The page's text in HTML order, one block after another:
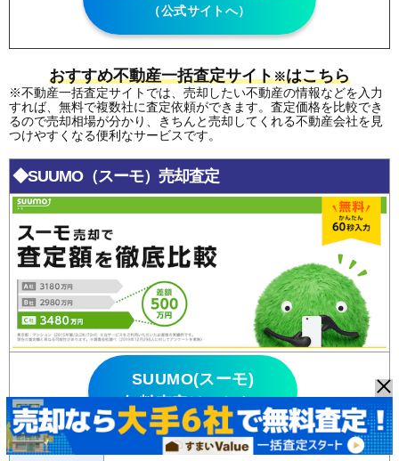
（公式サイトへ）
おすすめ不動産一括査定サイト※はこちら
※不動産一括査定サイトでは、売却したい不動産の情報などを入力
すれば、無料で複数社に査定依頼ができます。査定価格を比較でき
るので売却相場が分かり、きちんと売却してくれる不動産会社を見
つけやすくなる便利なサービスです。
◆SUUMO（スーモ）売却査定
SUUMO(スーモ)
無料査定はこちら >>
圧倒的な知名度を誇るSUUMOによる一括査定